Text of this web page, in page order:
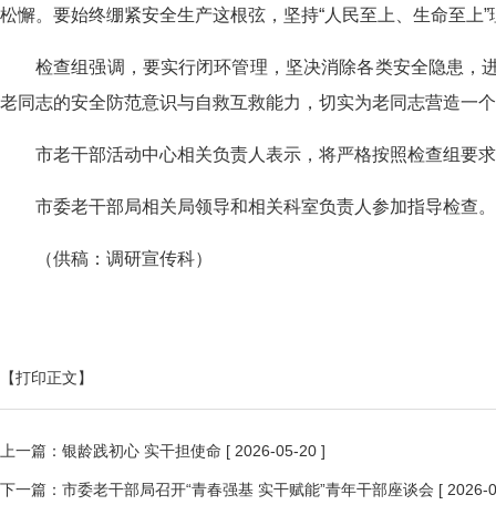
松懈。要始终绷紧安全生产这根弦，坚持“人民至上、生命至上
检查组强调，要实行闭环管理， 坚决消除各类安全隐患 ，
老同志的安全防范意识与自救互救能力，切实为老同志营造一
市老干部活动中心相关负责人表示，将严格按照检查组要
市委老干部局相关局领导和相关科室负责人参加指导检查。
（供稿：调研宣传科）
【打印正文】
上一篇： 银龄践初心 实干担使命 [ 2026-05-20 ]
下一篇： 市委老干部局召开“青春强基 实干赋能”青年干部座谈会 [ 2026-